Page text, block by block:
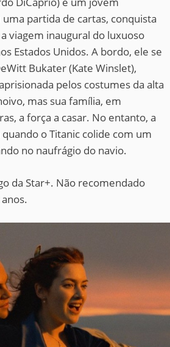
partida de cartas, conquista
viagem inaugural do luxuoso
Estados Unidos. A bordo, ele se
Bukater (Kate Winslet),
pelos costumes da alta
mas sua família, em
a força a casar. No entanto, a
o Titanic colide com um
no naufrágio do navio.
da Star+. Não recomendado